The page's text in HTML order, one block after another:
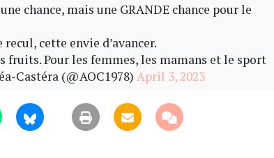
chance, mais une GRANDE chance pour le
recul, cette envie d’avancer.
fruits. Pour les femmes, les mamans et le sport
Castéra (@AOC1978) April 3, 2023